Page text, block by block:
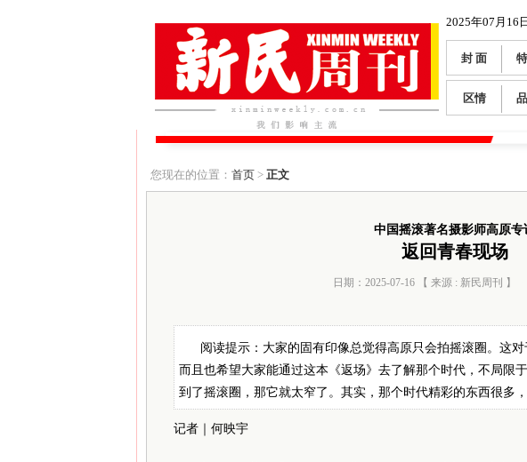
2025年07月16
封 面
区情
您现在的位置： 首页> 正文
中国摇滚著名摄影师高原专
返回青春现场
日期：2025-07-16 【 来源 : 新民周刊 】
阅读提示：大家的固有印像总觉得高原只会拍摇滚圈。这
而且也希望大家能通过这本《返场》去了解那个时代，不局限
到了摇滚圈，那它就太窄了。其实，那个时代精彩的东西很多
记者｜何映宇